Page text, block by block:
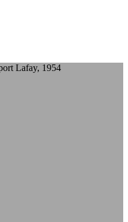
Lafay, 1954